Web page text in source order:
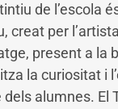
de l’escola
creat per
present a la
la curiositat i
dels alumnes. El